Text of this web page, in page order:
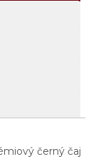
černý čaj